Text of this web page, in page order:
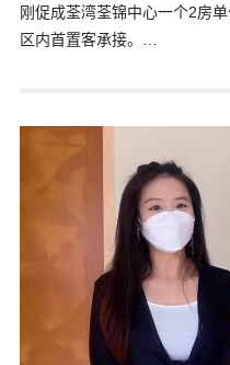
刚促成荃湾荃锦中心一个2房
区内首置客承接。…